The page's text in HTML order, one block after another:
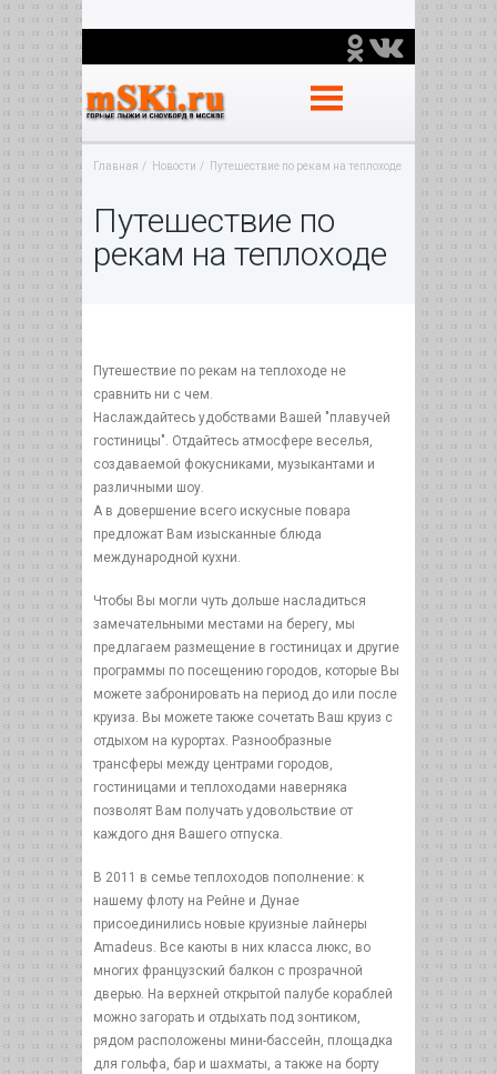
Главная Новости Путешествие по рекам на теплоходе
Путешествие по
рекам на теплоходе
Путешествие по рекам на теплоходе не
сравнить ни с чем.
Наслаждайтесь удобствами Вашей "плавучей
гостиницы". Отдайтесь атмосфере веселья,
создаваемой фокусниками, музыкантами и
различными шоу.
А в довершение всего искусные повара
предложат Вам изысканные блюда
международной кухни.
Чтобы Вы могли чуть дольше насладиться
замечательными местами на берегу, мы
предлагаем размещение в гостиницах и другие
программы по посещению городов, которые Вы
можете забронировать на период до или после
круиза. Вы можете также сочетать Ваш круиз с
отдыхом на курортах. Разнообразные
трансферы между центрами городов,
гостиницами и теплоходами наверняка
позволят Вам получать удовольствие от
каждого дня Вашего отпуска.
В 2011 в семье теплоходов пополнение: к
нашему флоту на Рейне и Дунае
присоединились новые круизные лайнеры
Amadeus. Все каюты в них класса люкс, во
многих французский балкон с прозрачной
дверью. На верхней открытой палубе кораблей
можно загорать и отдыхать под зонтиком,
рядом расположены мини-бассейн, площадка
для гольфа, бар и шахматы, а также на борту